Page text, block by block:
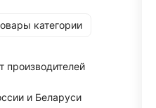
категории
производителей
и Беларуси